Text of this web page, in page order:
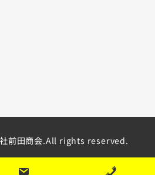
前田商会.All rights reserved.